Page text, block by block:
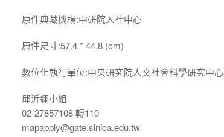
原件典藏機構:中研院人社中心
原件尺寸:57.4 * 44.8 (cm)
數位化執行單位:中央研究院人文社會科學研究中心
邱沂翎小姐
02-27857108 轉110
mapapply@gate.sinica.edu.tw